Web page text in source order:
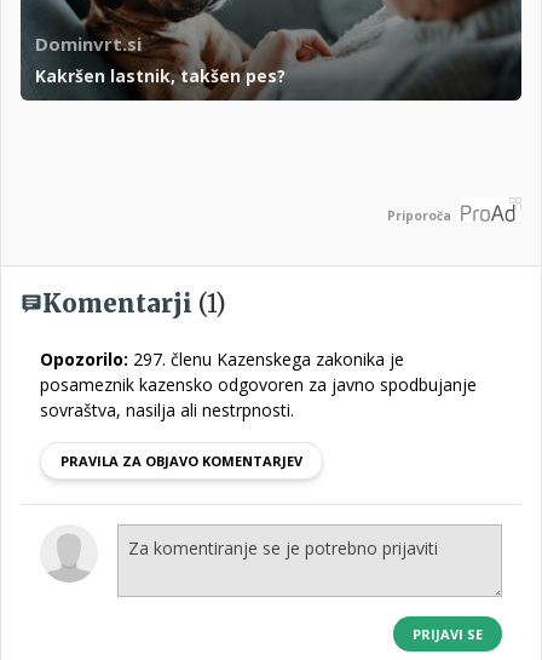
Dominvrt.si
Kakršen lastnik, takšen pes?
Priporoča
Komentarji (1)
Opozorilo: 297. členu Kazenskega zakonika je
posameznik kazensko odgovoren za javno spodbujanje
sovraštva, nasilja ali nestrpnosti.
PRAVILA ZA OBJAVO KOMENTARJEV
PRIJAVI SE